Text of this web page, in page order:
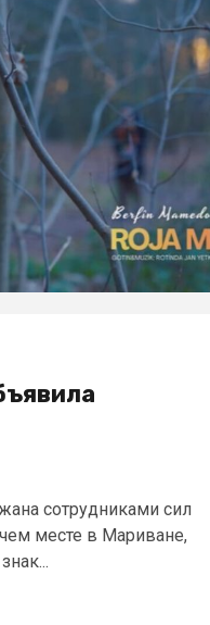
сотрудниками сил
месте в Мариване,